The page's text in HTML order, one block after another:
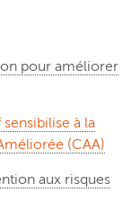
pour améliorer
à la
(CAA)
aux risques